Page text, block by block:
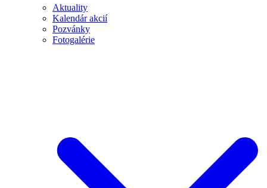
Aktuality
Kalendár akcií
Pozvánky
Fotogalérie